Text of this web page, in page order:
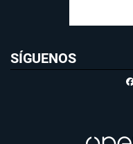
SÍGUENOS